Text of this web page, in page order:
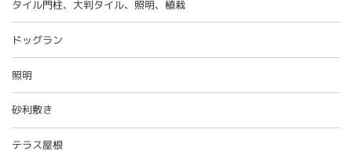
タイル門柱、大判タイル、照明、植栽
ドッグラン
照明
砂利敷き
テラス屋根